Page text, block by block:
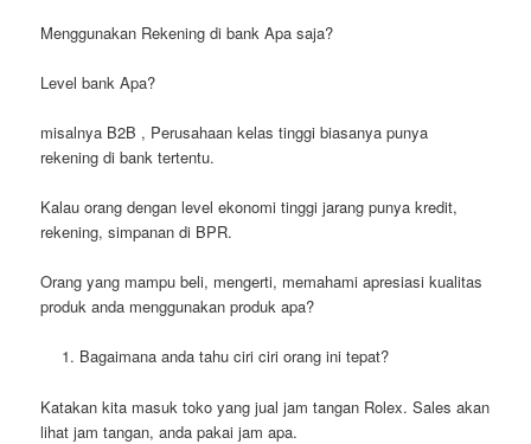
Menggunakan Rekening di bank Apa saja?
Level bank Apa?
misalnya B2B , Perusahaan kelas tinggi biasanya punya
rekening di bank tertentu.
Kalau orang dengan level ekonomi tinggi jarang punya kredit,
rekening, simpanan di BPR.
Orang yang mampu beli, mengerti, memahami apresiasi kualitas
produk anda menggunakan produk apa?
Bagaimana anda tahu ciri ciri orang ini tepat?
Katakan kita masuk toko yang jual jam tangan Rolex. Sales akan
lihat jam tangan, anda pakai jam apa.